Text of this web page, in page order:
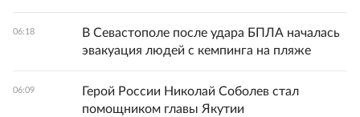
06:18
В Севастополе после удара БПЛА началась
эвакуация людей с кемпинга на пляже
06:09
Герой России Николай Соболев стал
помощником главы Якутии